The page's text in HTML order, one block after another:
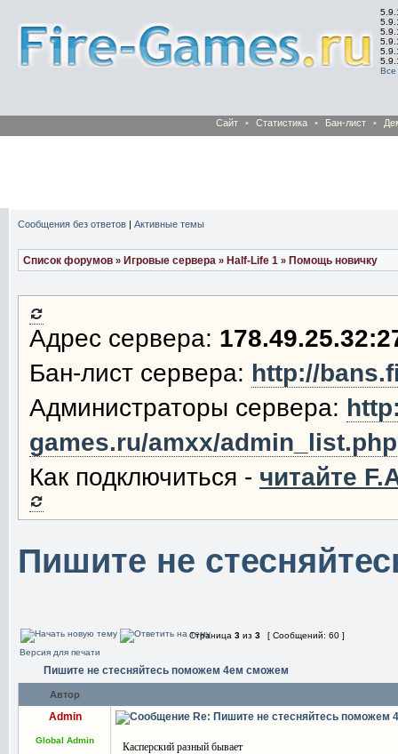
Все
Сайт • Статистика • Бан-лист •
Сообщения без ответов | Активные темы
Список форумов » Игровые сервера » Half-Life 1 » Помощь новичку
Адрес сервера:
Бан-лист сервера: http://
Администраторы сервера:
games.ru/amxx/admin_list.php
Как подключиться - читайте
Пишите не
Страница 3 из 3
[ Сообщений: 60 ]
Версия для печати
Пишите не стесняйтесь поможем 4ем сможем
Автор
Admin
Global Admin
Re: Пишите не стесняйтесь
Касперский разный бывает